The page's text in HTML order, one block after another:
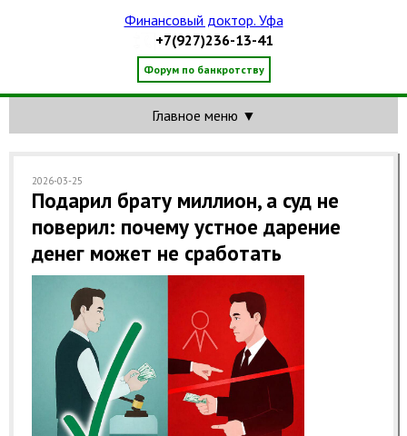
Финансовый доктор. Уфа
+7(927)236-13-41
Форум по банкротству
Главное меню ▼
2026-03-25
Подарил брату миллион, а суд не
поверил: почему устное дарение
денег может не сработать